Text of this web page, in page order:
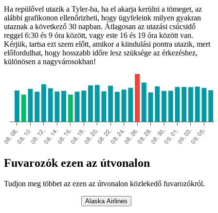
Ha repülővel utazik a Tyler-ba, ha el akarja kerülni a tömeget, az
alábbi grafikonon ellenőrizheti, hogy ügyfeleink milyen gyakran
utaznak a következő 30 napban. Átlagosan az utazási csúcsidő
reggel 6:30 és 9 óra között, vagy este 16 és 19 óra között van.
Kérjük, tartsa ezt szem előtt, amikor a kiindulási pontra utazik, mert
előfordulhat, hogy hosszabb időre lesz szüksége az érkezéshez,
különösen a nagyvárosokban!
Fuvarozók ezen az útvonalon
Tudjon meg többet az ezen az útvonalon közlekedő fuvarozókról.
Alaska Airlines